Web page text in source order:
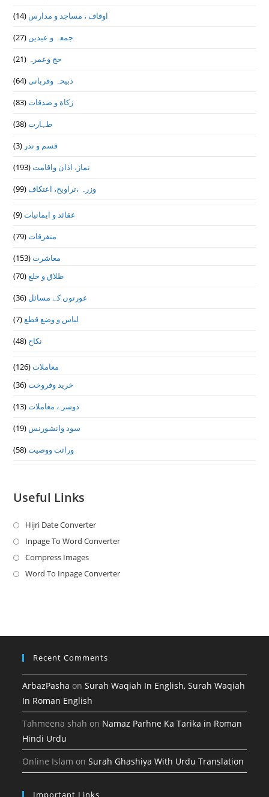
اوقاف ، مساجد و مدارس (14)
جمعہ و عیدین (27)
حج وعمرہ (21)
ذبیحہ وقربانی(64)
زکاة و صدقات(83)
طہارت(38)
قسم و نذر (3)
نماز، اذان واقامت(193)
وزرہ ،تراويح، اعتكاف(99)
عقائد و ایمانیات(9)
متفرقات(79)
معاشرت(153)
طلاق و خلع(70)
عورتوں کے مسائل (36)
لباس و وضع قطع(7)
نکاح (48)
معاملات(126)
خرید وفروخت(36)
دوسرے معاملات(13)
سود وانشورنس (19)
وراثت ووصيت(58)
Useful Links
Hijri Date ConverterOpens
in
new
Inpage To Word ConverterOpens
a
Compress ImagesOpens
in
Word To Inpage ConverterOpens
tab
Recent Comments
ArbazPasha onSurah Waqiah In English, Surah Waqiah
In Roman English
Tahmeena shah on Namaz Parhne Ka Tarika in Roman
Hindi Urdu
Online Islam onSurah Ghashiya With Urdu Translation
Important Links